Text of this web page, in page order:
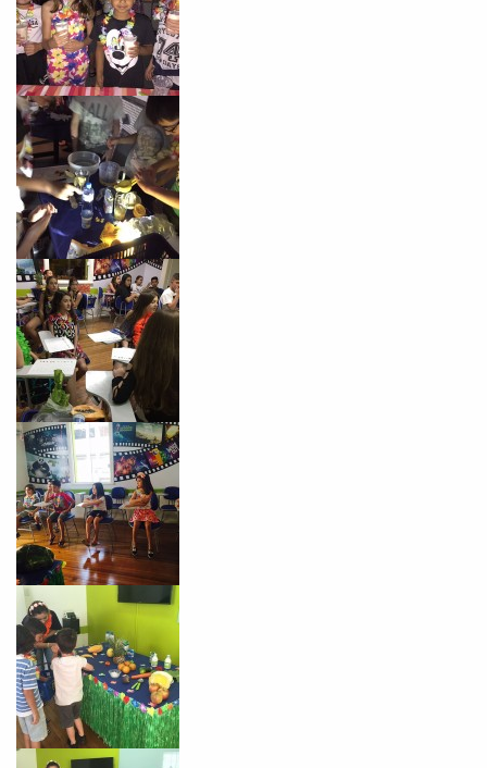
Você é aluno inFlux?
Sim
VOLTAR